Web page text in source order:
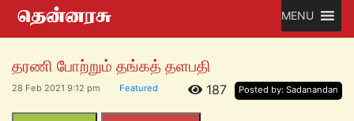
MENU
தரணி போற்றும் தங்கத் தளபதி
28 Feb 2021 9:12 pm Featured Posted by: Sadanandan
187